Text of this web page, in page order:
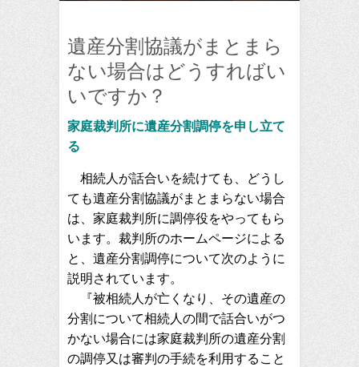
遺産分割協議がまとまら
ない場合はどうすればい
いですか？
家庭裁判所に遺産分割調停を申し立て
る
相続人が話合いを続けても、どうし
ても遺産分割協議がまとまらない場合
は、家庭裁判所に調停役をやってもら
います。裁判所のホームページによる
と、遺産分割調停について次のように
説明されています。
『被相続人が亡くなり、その遺産の
分割について相続人の間で話合いがつ
かない場合には家庭裁判所の遺産分割
の調停又は審判の手続を利用すること